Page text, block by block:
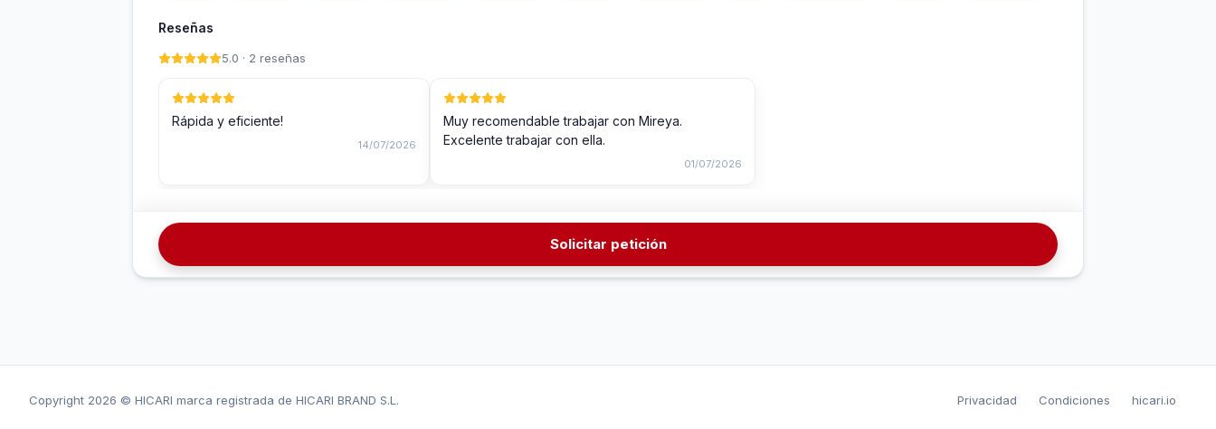
Reseñas
5.0 · 2 reseñas
Rápida y eficiente!
14/07/2026
Muy recomendable trabajar con Mireya.
Excelente trabajar con ella.
01/07/2026
Solicitar petición
Copyright 2026 © HICARI marca registrada de HICARI BRAND S.L. Privacidad Condiciones hicari.io